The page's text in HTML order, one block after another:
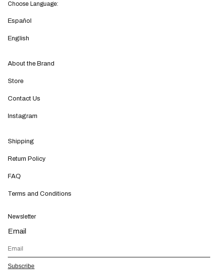
Choose Language:
Español
English
About the Brand
Store
Contact Us
Instagram
Shipping
Return Policy
FAQ
Terms and Conditions
Newsletter
Email
Subscribe